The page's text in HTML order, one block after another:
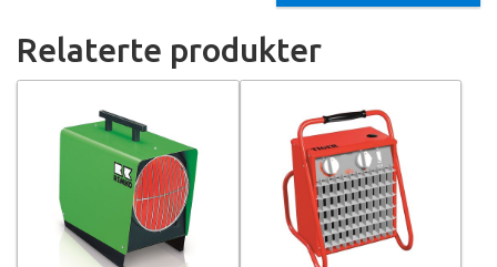
Relaterte produkter